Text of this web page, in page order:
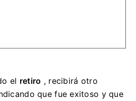
el retiro , recibirá otro
que fue exitoso y que